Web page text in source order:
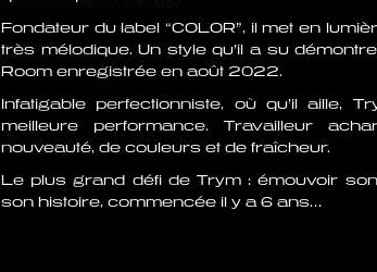
Fondateur du label “COLOR”, il met en
très mélodique. Un style qu’il a su
Room enregistrée en août 2022.
Infatigable perfectionniste, où qu’il aille,
meilleure performance. Travailleur
nouveauté, de couleurs et de fraîcheur.
Le plus grand défi de Trym : émouvoir
son histoire, commencée il y a 6 ans…